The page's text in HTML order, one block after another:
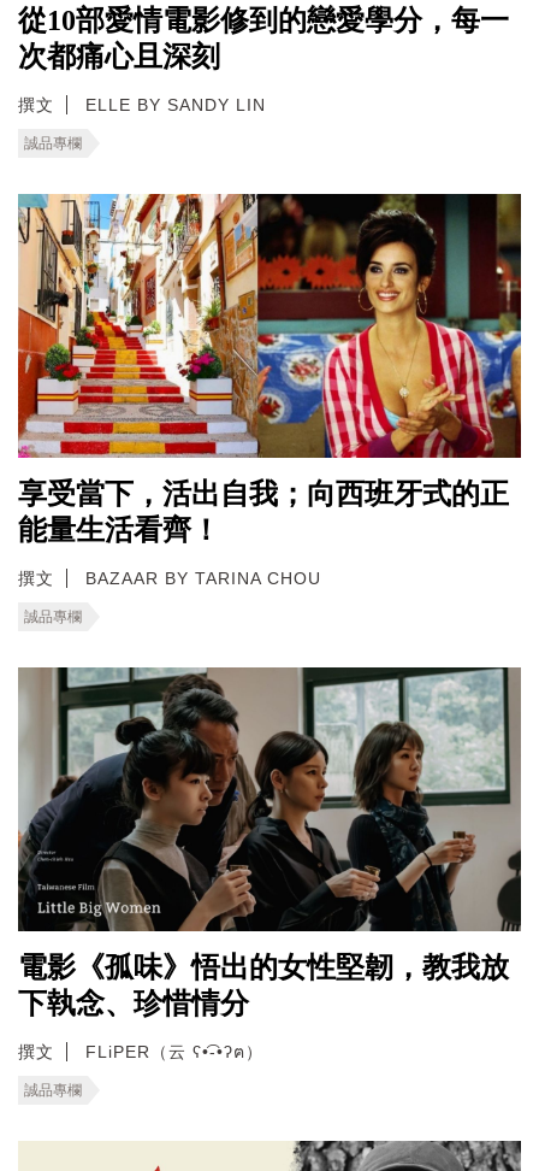
從10部愛情電影修到的戀愛學分，每一
次都痛心且深刻
撰文 ELLE BY SANDY LIN
誠品專欄
享受當下，活出自我；向西班牙式的正
能量生活看齊！
撰文 BAZAAR BY TARINA CHOU
誠品專欄
電影《孤味》悟出的女性堅韌，教我放
下執念、珍惜情分
撰文 FLiPER（云 ʕ•͡-•ʔฅ）
誠品專欄